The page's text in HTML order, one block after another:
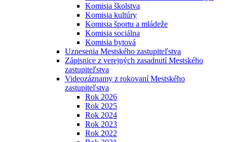
Komisia školstva
Komisia kultúry
Komisia športu a mládeže
Komisia sociálna
Komisia bytová
Uznesenia Mestského zastupiteľstva
Zápisnice z verejných zasadnutí Mestského
zastupiteľstva
Videozáznamy z rokovaní Mestského
zastupiteľstva
Rok 2026
Rok 2025
Rok 2024
Rok 2023
Rok 2022